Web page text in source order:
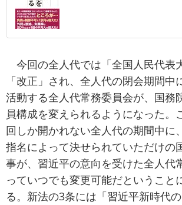
今回の全人代では「全国人民代表
「改正」され、全人代の閉会期間中
活動する全人代常務委員会が、国務
員構成を変えられるようになった。
回しか開かれない全人代の期間中に
指名によって決せられていただけの
事が、習近平の意向を受けた全人代
っていつでも変更可能だということ
る。新法の3条には「習近平新時代